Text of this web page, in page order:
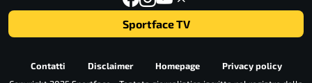
Sportface TV
Contatti Disclaimer Homepage
Privacy policy